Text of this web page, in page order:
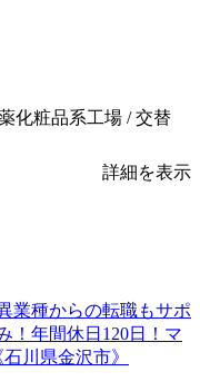
化粧品系工場 / 交替
詳細を表示